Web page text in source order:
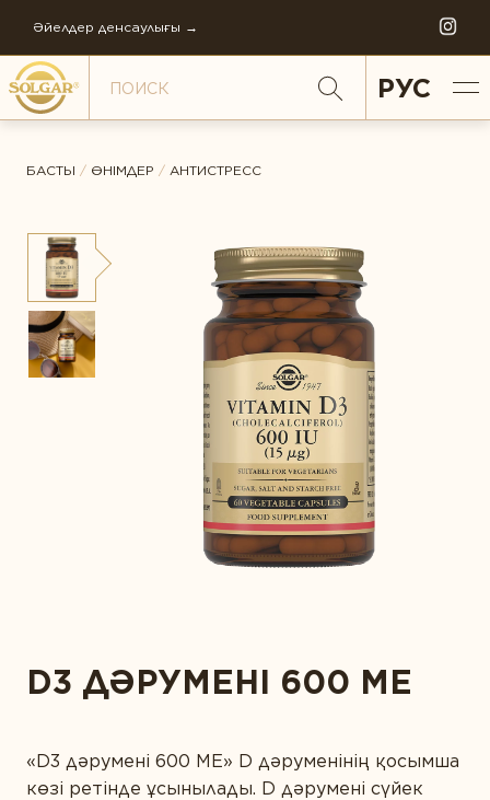
Әйелдер денсаулығы →
Антистресс
Әйелдер денсаулығы
Балаларға қамқорлық
Бауыр қорғалған
Буындар денсаулығы
Денсаулығын қолдау
Диета және детокс
Дұрыс ас қорыту
Зейін қою және есте сақтау
Көру қабілетін қорғау
СОЛГАР ТАРИХЫ
КОМПАНИЯНЫҢ ФИЛОСОФИЯСЫ
ӘЛЕМДІК ӨНДІРІС
АЛТЫН СТАНДАРТ
КОМПАНИЯНЫҢ ЖАҢАЛЫҚТАРЫ
САРАПТАМАЛЫҚ ҚОРЫТЫНДЫ
РУС
БАСТЫ / ӨНІМДЕР / АНТИСТРЕСС
D3 ДӘРУМЕНІ 600 ME
«D3 дәрумені 600 ME» D дәруменінің қосымша
көзі ретінде ұсынылады. D дәрумені сүйек
ЖАЛПЫ РЕЙТИНГ
ПІКІР *
СІЗ БҰЛ ӨНІМДІ ЖАҚЫН АДАМДАРЫҢЫЗҒА
СІЗДІҢ ЖЫНЫСЫҢЫЗ